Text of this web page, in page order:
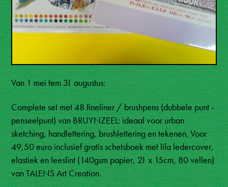
Van 1 mei tem 31 augustus:
Complete set met 48 fineliner / brushpens (dubbele punt -
penseelpunt) van BRUYNZEEL: ideaal voor urban
sketching, handlettering, brushlettering en tekenen. Voor
49,50 euro inclusief gratis schetsboek met lila ledercover,
elastiek en leeslint (140gsm papier, 21 x 15cm, 80 vellen)
van TALENS Art Creation.